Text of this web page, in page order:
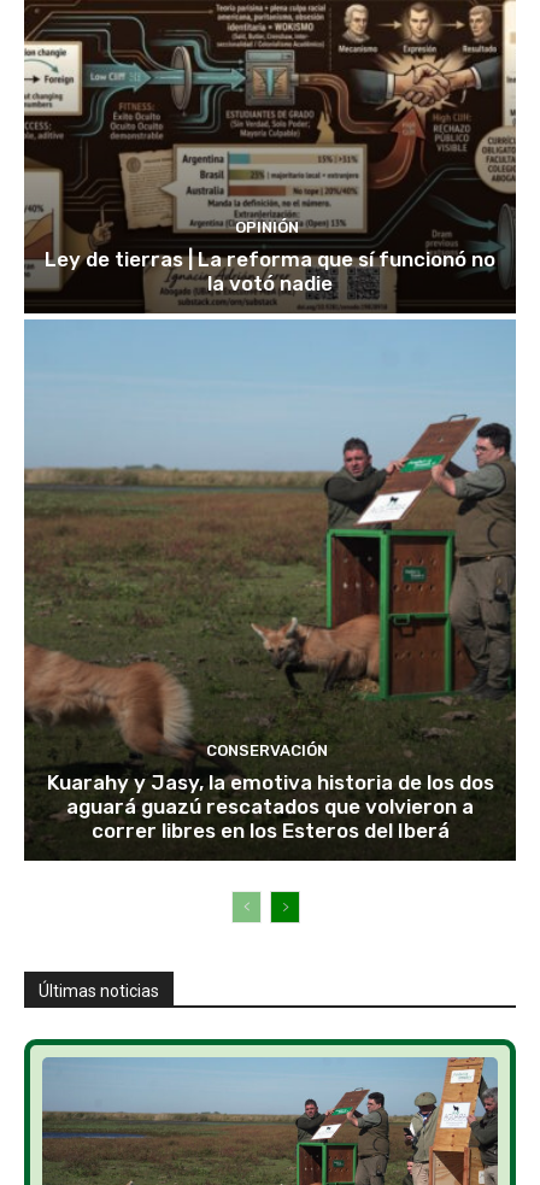
OPINIÓN
Ley de tierras | La reforma que sí funcionó no
la votó nadie
CONSERVACIÓN
Kuarahy y Jasy, la emotiva historia de los dos
aguará guazú rescatados que volvieron a
correr libres en los Esteros del Iberá
Últimas noticias